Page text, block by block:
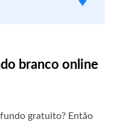
branco online
gratuito? Então